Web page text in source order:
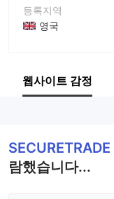
등록지역
영국
회사 전체 이름
웹사이트 감정
SECURETRADE
람했습니다...